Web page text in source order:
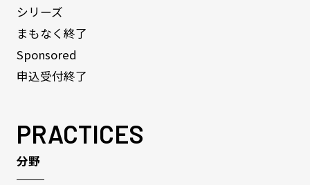
シリーズ
まもなく終了
Sponsored
申込受付終了
PRACTICES
分野